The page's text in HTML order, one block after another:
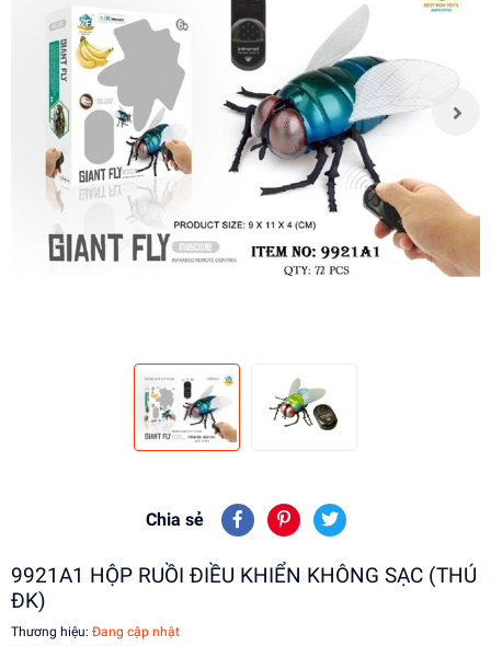
Chia sẻ
9921A1 HỘP RUỒI ĐIỀU KHIỂN KHÔNG SẠC (THÚ
ĐK)
Thương hiệu: Đang cập nhật